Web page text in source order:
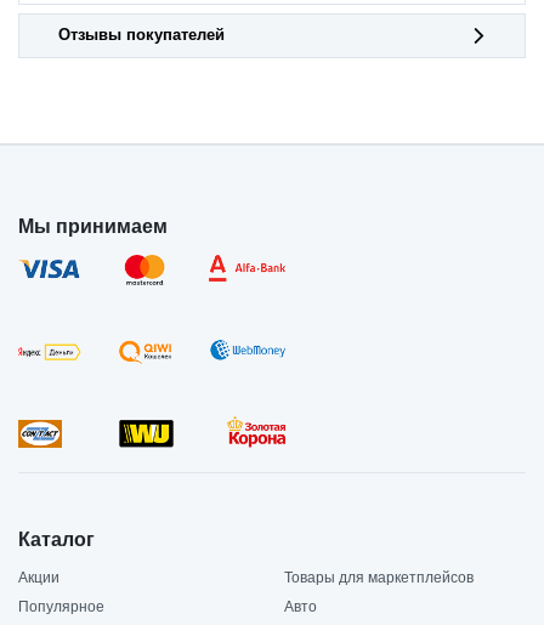
Отзывы покупателей
Мы принимаем
Каталог
Акции
Товары для маркетплейсов
Популярное
Авто